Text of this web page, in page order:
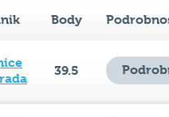
Body
39.5